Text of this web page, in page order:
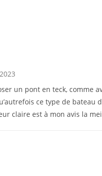
un pont en teck, comme
ce type de
claire est à mon avis la